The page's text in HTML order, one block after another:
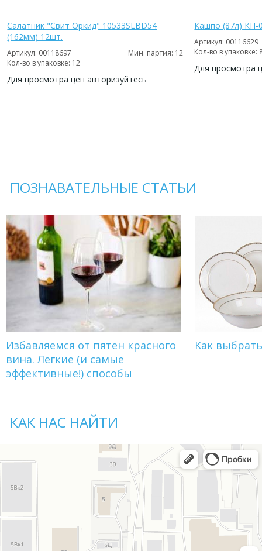
Салатник "Свит Оркид" 10533SLBD54
(162мм) 12шт.
Артикул: 00118697
Мин. партия: 12
Кол-во в упаковке: 12
Для просмотра цен авторизуйтесь
Кашпо (87л) КП-
Артикул: 00116629
Кол-во в упаковке:
Для просмотра
ПОЗНАВАТЕЛЬНЫЕ СТАТЬИ
Избавляемся от пятен красного
вина. Легкие (и самые
эффективные!) способы
Как
КАК НАС НАЙТИ